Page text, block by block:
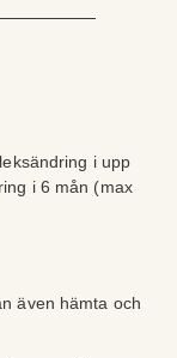
i upp
i 6 mån (max
även hämta och